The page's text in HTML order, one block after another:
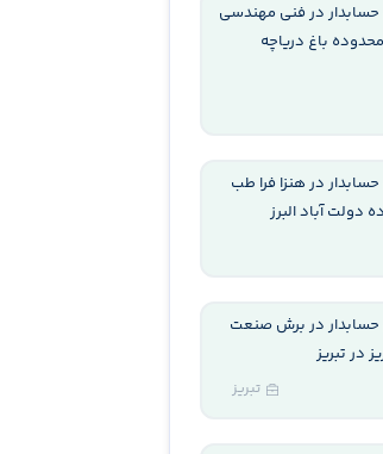
در فنی مهندسی
باغ دریاچه
در هنزا فرا طب
دولت آباد البرز
حسابدار در برش صنعت
در تبریز
تبریز